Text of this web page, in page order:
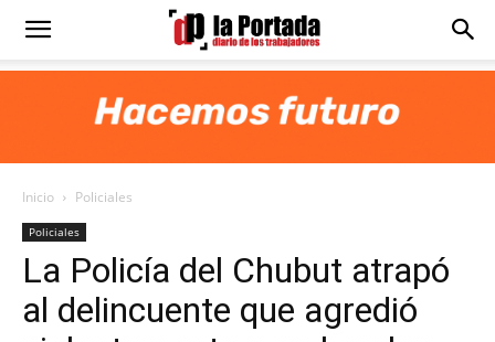
Diario
Portada
Inicio Policiales
Policiales
La Policía del Chubut atrapó
al delincuente que agredió